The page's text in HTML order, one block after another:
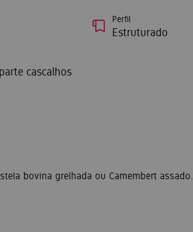
Perfil
Estruturado
cascalhos
bovina grelhada ou Camembert assado.